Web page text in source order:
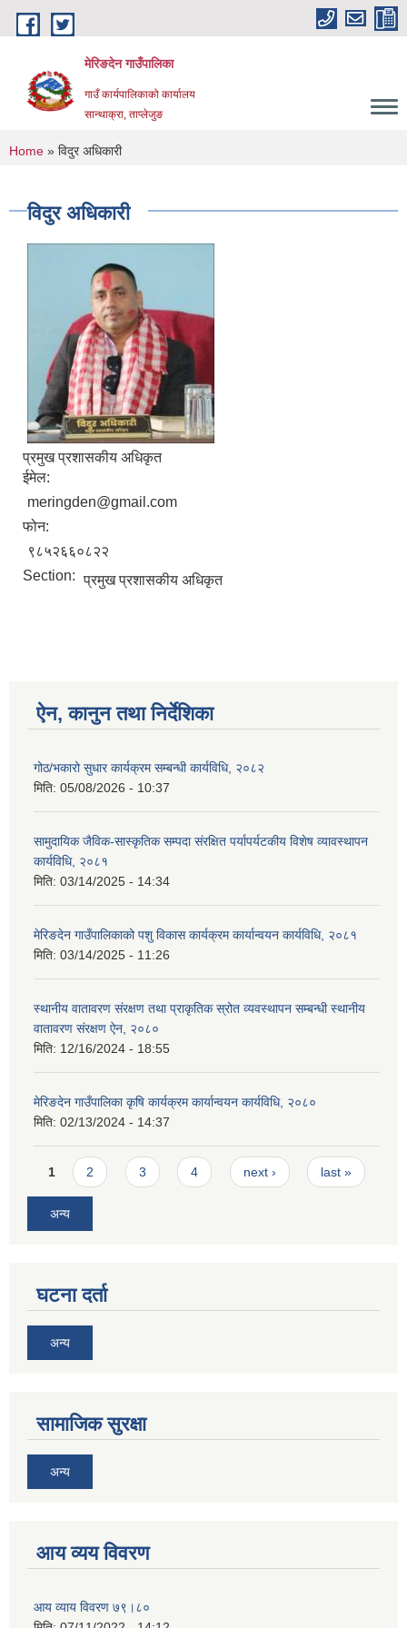
Skip to main content
मेरिङदेन गाउँपालिका
गाउँ कार्यपालिकाको कार्यालय
सान्थाक्रा, ताप्लेजुङ
You are here
Home » विदुर अधिकारी
विदुर अधिकारी
प्रमुख प्रशासकीय अधिकृत
ईमेल:
meringden@gmail.com
फोन:
९८५२६६०८२२
Section: प्रमुख प्रशासकीय अधिकृत
ऐन, कानुन तथा निर्देशिका
गोठ/भकारो सुधार कार्यक्रम सम्बन्धी कार्यविधि, २०८२
मिति: 05/08/2026 - 10:37
सामुदायिक जैविक-सास्कृतिक सम्पदा संरक्षित पर्यापर्यटकीय विशेष व्यावस्थापन
कार्यविधि, २०८१
मिति: 03/14/2025 - 14:34
मेरिङदेन गाउँपालिकाको पशु विकास कार्यक्रम कार्यान्वयन कार्यविधि, २०८१
मिति: 03/14/2025 - 11:26
स्थानीय वातावरण संरक्षण तथा प्राकृतिक स्रोत व्यवस्थापन सम्बन्धी स्थानीय
वातावरण संरक्षण ऐन, २०८०
मिति: 12/16/2024 - 18:55
मेरिङदेन गाउँपालिका कृषि कार्यक्रम कार्यान्वयन कार्यविधि, २०८०
मिति: 02/13/2024 - 14:37
Pages
1 2 3 4 next › last »
अन्य
घटना दर्ता
अन्य
सामाजिक सुरक्षा
अन्य
आय व्यय विवरण
आय व्याय विवरण ७९।८०